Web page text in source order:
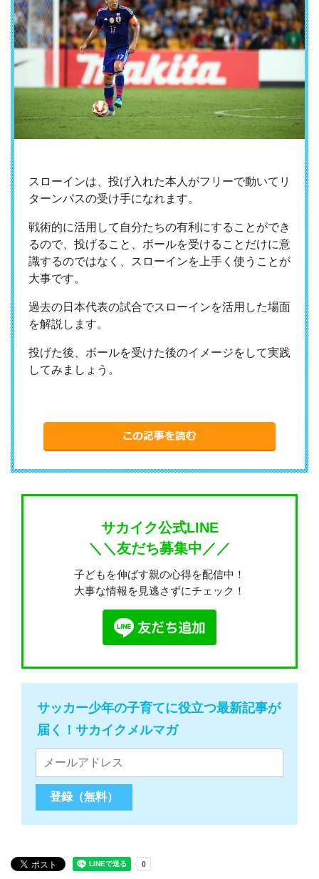
スローインは、投げ入れた本人がフリーで動いてリ
ターンパスの受け手になれます。
戦術的に活用して自分たちの有利にすることができ
るので、投げること、ボールを受けることだけに意
識するのではなく、スローインを上手く使うことが
大事です。
過去の日本代表の試合でスローインを活用した場面
を解説します。
投げた後、ボールを受けた後のイメージをして実践
してみましょう。
サカイク公式LINE
＼＼友だち募集中／／
子どもを伸ばす親の心得を配信中！
大事な情報を見逃さずにチェック！
サッカー少年の子育てに役立つ最新記事が
届く！サカイクメルマガ